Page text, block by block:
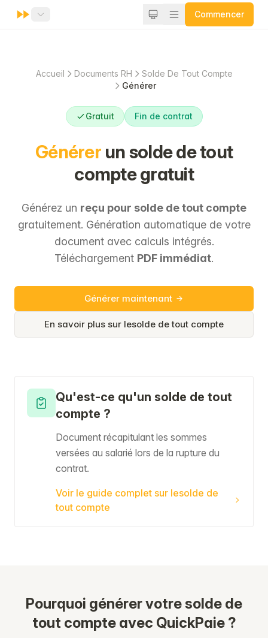
Commencer
Accueil Documents RH
Solde De Tout Compte
Générer
Gratuit Fin de contrat
Générerun solde de tout
compte gratuit
Générez un reçu pour solde de tout compte
gratuitement. Génération automatique de votre
document avec calculs intégrés.
Téléchargement PDF immédiat.
Générer maintenant
En savoir plus sur lesolde de tout compte
Qu'est-ce qu'un solde de tout
compte ?
Document récapitulant les sommes
versées au salarié lors de la rupture du
contrat.
Voir le guide complet sur lesolde de
tout compte
Pourquoi générer votre solde de
tout compte avec QuickPaie ?